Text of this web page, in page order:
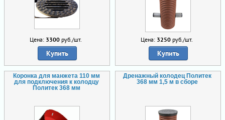
Цена: 3300 руб./шт.
Купить
Цена: 3250 руб./шт.
Купить
Коронка для манжета 110 мм
для подключения к колодцу
Политек 368 мм
Дренажный колодец Политек
368 мм 1,5 м в сборе